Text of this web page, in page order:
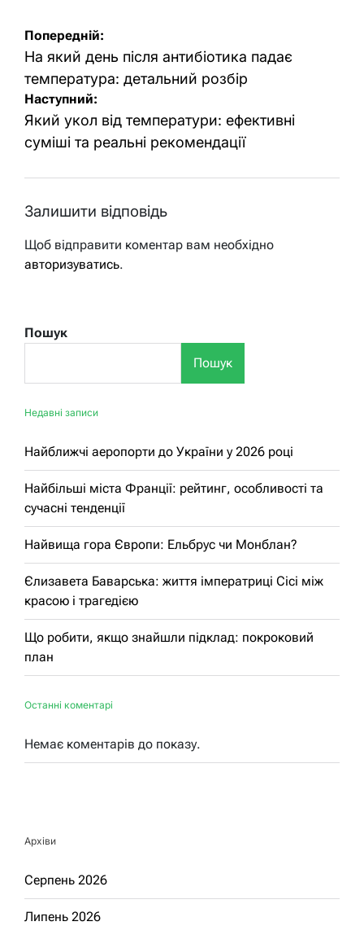
Навігація
записів
Попередній:
На який день після антибіотика падає
температура: детальний розбір
Наступний:
Який укол від температури: ефективні
суміші та реальні рекомендації
Залишити відповідь
Щоб відправити коментар вам необхідно
авторизуватись.
Пошук
Пошук
Недавні записи
Найближчі аеропорти до України у 2026 році
Найбільші міста Франції: рейтинг, особливості та
сучасні тенденції
Найвища гора Європи: Ельбрус чи Монблан?
Єлизавета Баварська: життя імператриці Сісі між
красою і трагедією
Що робити, якщо знайшли підклад: покроковий
план
Останні коментарі
Немає коментарів до показу.
Архіви
Серпень 2026
Липень 2026